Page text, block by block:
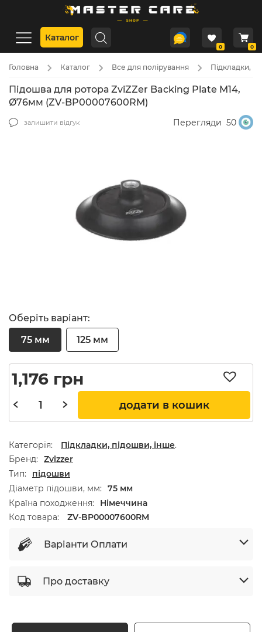
Каталог
0 0
Головна Каталог Все для полірування Підкладки,
Підошва для ротора ZviZZer Backing Plate M14,
Ø76мм (ZV-BP00007600RM)
залишити відгук Перегляди 50
Оберіть варіант:
75 мм
125 мм
1,176 грн
додати в кошик
Категорія: Підкладки, підошви, інше.
Бренд
Zvizzer
Тип
підошви
Діаметр підошви, мм
75 мм
Країна походження
Німеччина
Код товара:
ZV-BP00007600RM
Варіанти Оплати
Про доставку